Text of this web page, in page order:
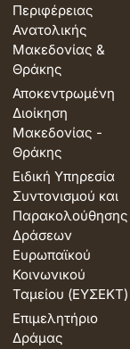
Περιφέρειας
Ανατολικής
Μακεδονίας &
Θράκης
Αποκεντρωμένη
Διοίκηση
Μακεδονίας -
Θράκης
Ειδική Υπηρεσία
Συντονισμού και
Παρακολούθησης
Δράσεων
Ευρωπαϊκού
Κοινωνικού
Ταμείου (ΕΥΣΕΚΤ)
Επιμελητήριο
Δράμας